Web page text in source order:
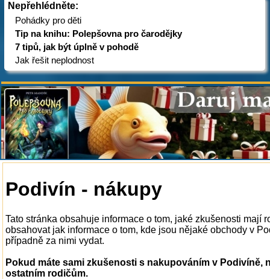
Nepřehlédněte:
Pohádky pro děti
Tip na knihu: Polepšovna pro čarodějky
7 tipů, jak být úplně v pohodě
Jak řešit neplodnost
Podivín - nákupy
Tato stránka obsahuje informace o tom, jaké zkušenosti mají
obsahovat jak informace o tom, kde jsou nějaké obchody v
případně za nimi vydat.
Pokud máte sami zkušenosti s nakupováním v Podivíně,
ostatním rodičům.